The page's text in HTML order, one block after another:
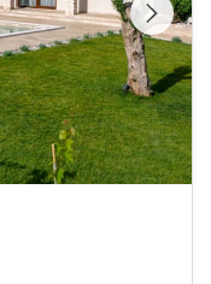
galleria sulla